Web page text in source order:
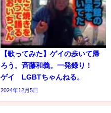
【歌ってみた】ゲイの歩いて帰
ろう。斉藤和義。一発録り！
ゲイ LGBTちゃんねる。
2024年12月5日